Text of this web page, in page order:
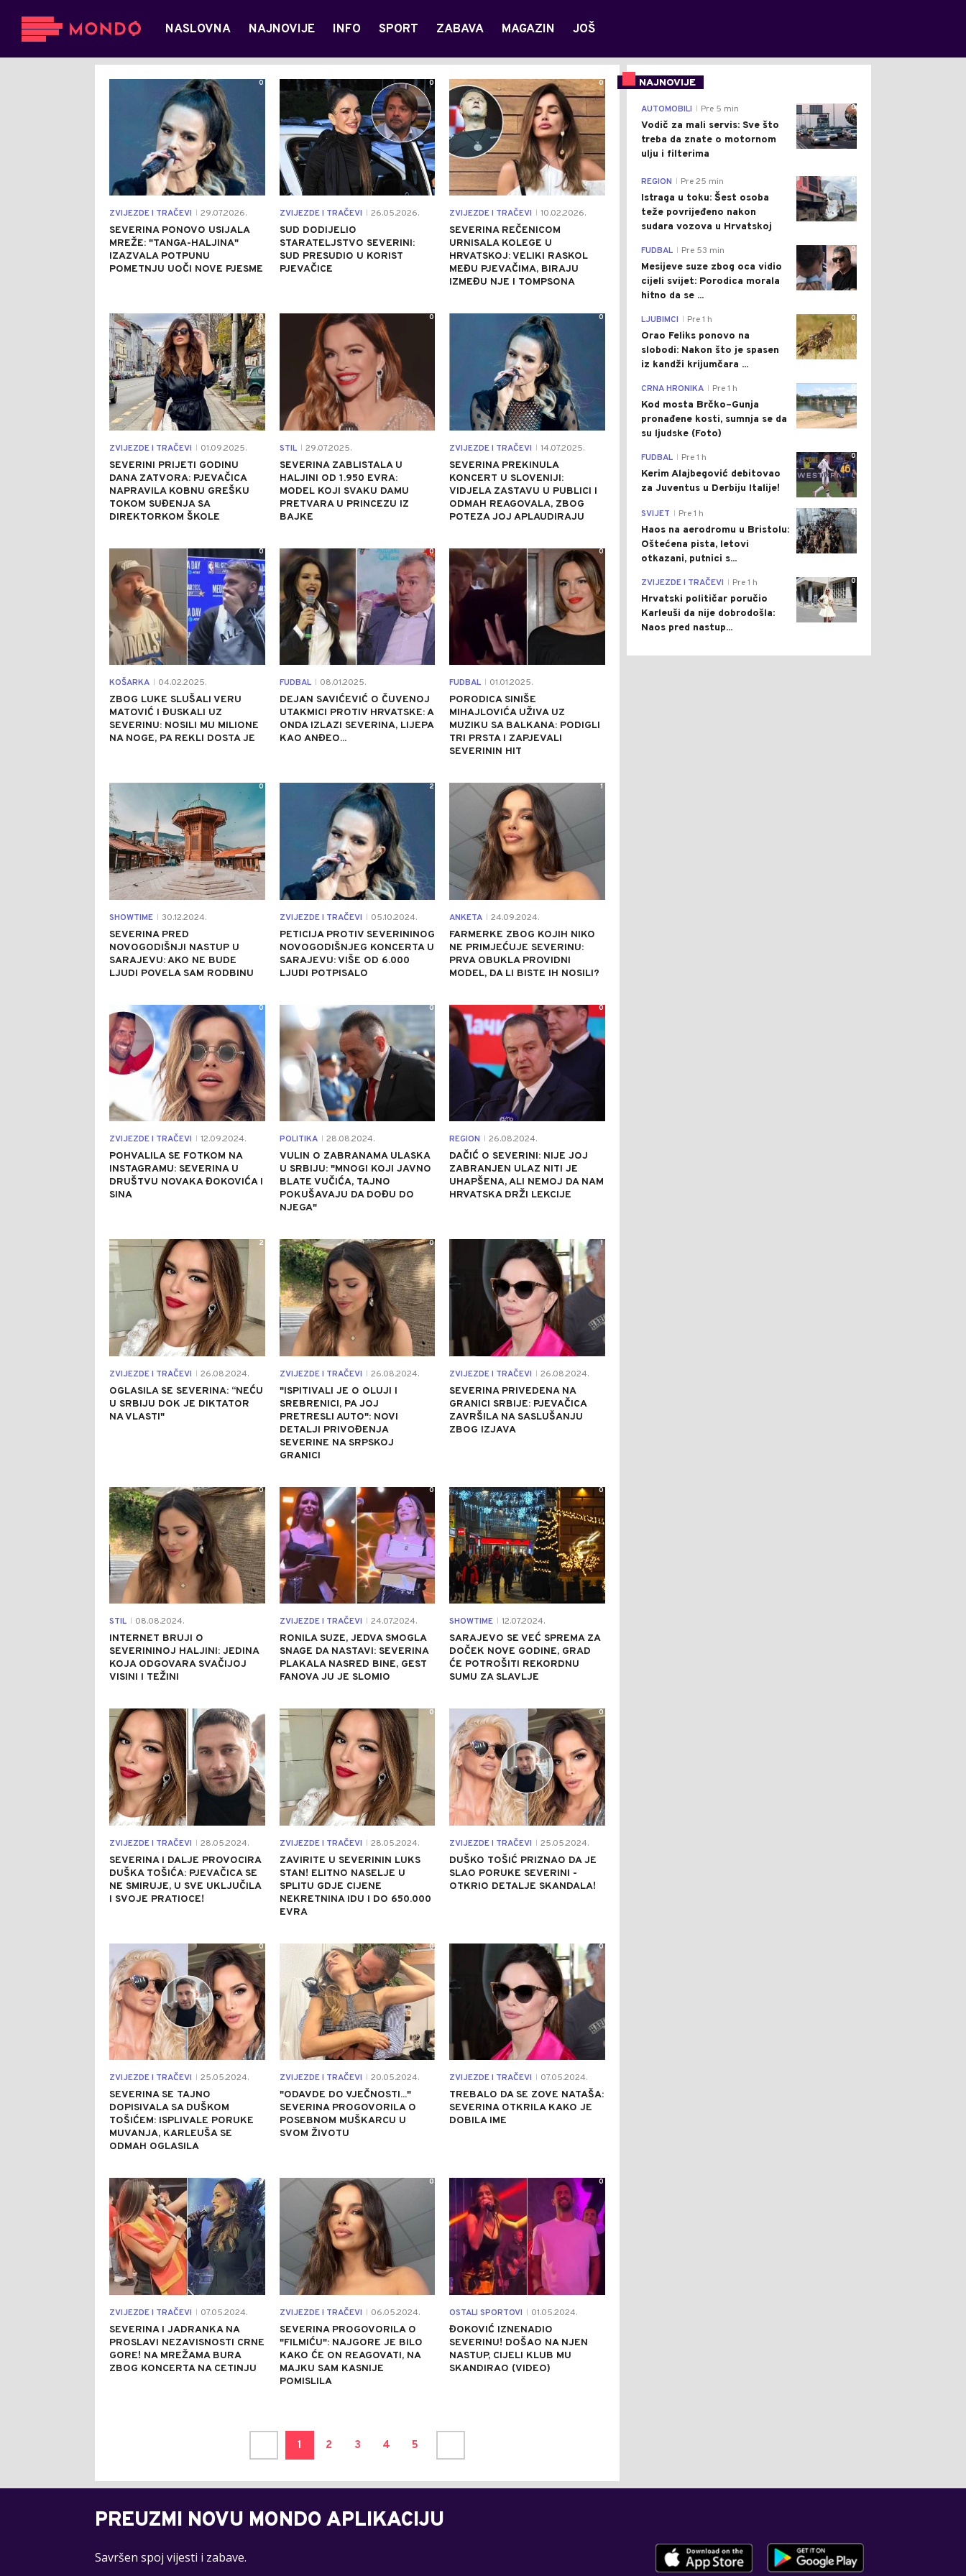
NASLOVNA NAJNOVIJE INFO SPORT ZABAVA MAGAZIN JOŠ
ZVIJEZDE I TRAČEVI 29.07.2026.
SEVERINA PONOVO USIJALA
MREŽE: "TANGA-HALJINA"
IZAZVALA POTPUNU
POMETNJU UOČI NOVE PJESME
0
ZVIJEZDE I TRAČEVI 26.05.2026.
SUD DODIJELIO
STARATELJSTVO SEVERINI:
SUD PRESUDIO U KORIST
PJEVAČICE
0
ZVIJEZDE I TRAČEVI 10.02.2026.
SEVERINA REČENICOM
URNISALA KOLEGE U
HRVATSKOJ: VELIKI RASKOL
MEĐU PJEVAČIMA, BIRAJU
IZMEĐU NJE I TOMPSONA
0
ZVIJEZDE I TRAČEVI 01.09.2025.
SEVERINI PRIJETI GODINU
DANA ZATVORA: PJEVAČICA
NAPRAVILA KOBNU GREŠKU
TOKOM SUĐENJA SA
DIREKTORKOM ŠKOLE
0
STIL 29.07.2025.
SEVERINA ZABLISTALA U
HALJINI OD 1.950 EVRA:
MODEL KOJI SVAKU DAMU
PRETVARA U PRINCEZU IZ
BAJKE
0
ZVIJEZDE I TRAČEVI 14.07.2025.
SEVERINA PREKINULA
KONCERT U SLOVENIJI:
VIDJELA ZASTAVU U PUBLICI I
ODMAH REAGOVALA, ZBOG
POTEZA JOJ APLAUDIRAJU
0
KOŠARKA 04.02.2025.
ZBOG LUKE SLUŠALI VERU
MATOVIĆ I ĐUSKALI UZ
SEVERINU: NOSILI MU MILIONE
NA NOGE, PA REKLI DOSTA JE
0
FUDBAL 08.01.2025.
DEJAN SAVIĆEVIĆ O ČUVENOJ
UTAKMICI PROTIV HRVATSKE: A
ONDA IZLAZI SEVERINA, LIJEPA
KAO ANĐEO...
0
FUDBAL 01.01.2025.
PORODICA SINIŠE
MIHAJLOVIĆA UŽIVA UZ
MUZIKU SA BALKANA: PODIGLI
TRI PRSTA I ZAPJEVALI
SEVERININ HIT
0
SHOWTIME 30.12.2024.
SEVERINA PRED
NOVOGODIŠNJI NASTUP U
SARAJEVU: AKO NE BUDE
LJUDI POVELA SAM RODBINU
0
ZVIJEZDE I TRAČEVI 05.10.2024.
PETICIJA PROTIV SEVERININOG
NOVOGODIŠNJEG KONCERTA U
SARAJEVU: VIŠE OD 6.000
LJUDI POTPISALO
2
ANKETA 24.09.2024.
FARMERKE ZBOG KOJIH NIKO
NE PRIMJEĆUJE SEVERINU:
PRVA OBUKLA PROVIDNI
MODEL, DA LI BISTE IH NOSILI?
1
ZVIJEZDE I TRAČEVI 12.09.2024.
POHVALILA SE FOTKOM NA
INSTAGRAMU: SEVERINA U
DRUŠTVU NOVAKA ĐOKOVIĆA I
SINA
0
POLITIKA 28.08.2024.
VULIN O ZABRANAMA ULASKA
U SRBIJU: "MNOGI KOJI JAVNO
BLATE VUČIĆA, TAJNO
POKUŠAVAJU DA DOĐU DO
NJEGA"
0
REGION 26.08.2024.
DAČIĆ O SEVERINI: NIJE JOJ
ZABRANJEN ULAZ NITI JE
UHAPŠENA, ALI NEMOJ DA NAM
HRVATSKA DRŽI LEKCIJE
0
ZVIJEZDE I TRAČEVI 26.08.2024.
OGLASILA SE SEVERINA: “NEĆU
U SRBIJU DOK JE DIKTATOR
NA VLASTI"
2
ZVIJEZDE I TRAČEVI 26.08.2024.
"ISPITIVALI JE O OLUJI I
SREBRENICI, PA JOJ
PRETRESLI AUTO": NOVI
DETALJI PRIVOĐENJA
SEVERINE NA SRPSKOJ
GRANICI
0
ZVIJEZDE I TRAČEVI 26.08.2024.
SEVERINA PRIVEDENA NA
GRANICI SRBIJE: PJEVAČICA
ZAVRŠILA NA SASLUŠANJU
ZBOG IZJAVA
1
STIL 08.08.2024.
INTERNET BRUJI O
SEVERININOJ HALJINI: JEDINA
KOJA ODGOVARA SVAČIJOJ
VISINI I TEŽINI
0
ZVIJEZDE I TRAČEVI 24.07.2024.
RONILA SUZE, JEDVA SMOGLA
SNAGE DA NASTAVI: SEVERINA
PLAKALA NASRED BINE, GEST
FANOVA JU JE SLOMIO
0
SHOWTIME 12.07.2024.
SARAJEVO SE VEĆ SPREMA ZA
DOČEK NOVE GODINE, GRAD
ĆE POTROŠITI REKORDNU
SUMU ZA SLAVLJE
0
ZVIJEZDE I TRAČEVI 28.05.2024.
SEVERINA I DALJE PROVOCIRA
DUŠKA TOŠIĆA: PJEVAČICA SE
NE SMIRUJE, U SVE UKLJUČILA
I SVOJE PRATIOCE!
0
ZVIJEZDE I TRAČEVI 28.05.2024.
ZAVIRITE U SEVERININ LUKS
STAN! ELITNO NASELJE U
SPLITU GDJE CIJENE
NEKRETNINA IDU I DO 650.000
EVRA
0
ZVIJEZDE I TRAČEVI 25.05.2024.
DUŠKO TOŠIĆ PRIZNAO DA JE
SLAO PORUKE SEVERINI -
OTKRIO DETALJE SKANDALA!
0
ZVIJEZDE I TRAČEVI 25.05.2024.
SEVERINA SE TAJNO
DOPISIVALA SA DUŠKOM
TOŠIĆEM: ISPLIVALE PORUKE
MUVANJA, KARLEUŠA SE
ODMAH OGLASILA
0
ZVIJEZDE I TRAČEVI 20.05.2024.
"ODAVDE DO VJEČNOSTI..."
SEVERINA PROGOVORILA O
POSEBNOM MUŠKARCU U
SVOM ŽIVOTU
0
ZVIJEZDE I TRAČEVI 07.05.2024.
TREBALO DA SE ZOVE NATAŠA:
SEVERINA OTKRILA KAKO JE
DOBILA IME
0
ZVIJEZDE I TRAČEVI 07.05.2024.
SEVERINA I JADRANKA NA
PROSLAVI NEZAVISNOSTI CRNE
GORE! NA MREŽAMA BURA
ZBOG KONCERTA NA CETINJU
0
ZVIJEZDE I TRAČEVI 06.05.2024.
SEVERINA PROGOVORILA O
"FILMIĆU": NAJGORE JE BILO
KAKO ĆE ON REAGOVATI, NA
MAJKU SAM KASNIJE
POMISLILA
0
OSTALI SPORTOVI 01.05.2024.
ĐOKOVIĆ IZNENADIO
SEVERINU! DOŠAO NA NJEN
NASTUP, CIJELI KLUB MU
SKANDIRAO (VIDEO)
0
1 2 3 4 5
NAJNOVIJE
0
AUTOMOBILI Pre 5 min
Vodič za mali servis: Sve što
treba da znate o motornom
ulju i filterima
0
REGION Pre 25 min
Istraga u toku: Šest osoba
teže povrijeđeno nakon
sudara vozova u Hrvatskoj
0
FUDBAL Pre 53 min
Mesijeve suze zbog oca vidio
cijeli svijet: Porodica morala
hitno da se ...
0
LJUBIMCI Pre 1 h
Orao Feliks ponovo na
slobodi: Nakon što je spasen
iz kandži krijumčara ...
0
CRNA HRONIKA Pre 1 h
Kod mosta Brčko–Gunja
pronađene kosti, sumnja se da
su ljudske (Foto)
0
FUDBAL Pre 1 h
Kerim Alajbegović debitovao
za Juventus u Derbiju Italije!
0
SVIJET Pre 1 h
Haos na aerodromu u Bristolu:
Oštećena pista, letovi
otkazani, putnici s...
0
ZVIJEZDE I TRAČEVI Pre 1 h
Hrvatski političar poručio
Karleuši da nije dobrodošla:
Naos pred nastup...
PREUZMI NOVU MONDO APLIKACIJU
Savršen spoj vijesti i zabave.